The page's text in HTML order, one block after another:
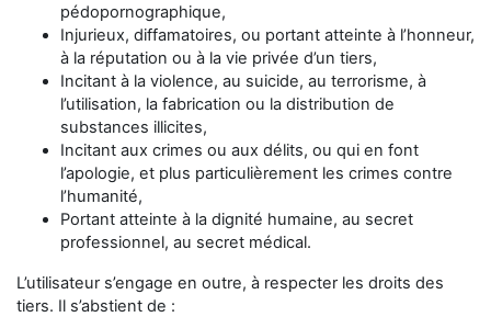
pédopornographique,
Injurieux, diffamatoires, ou portant atteinte à l’honneur,
à la réputation ou à la vie privée d’un tiers,
Incitant à la violence, au suicide, au terrorisme, à
l’utilisation, la fabrication ou la distribution de
substances illicites,
Incitant aux crimes ou aux délits, ou qui en font
l’apologie, et plus particulièrement les crimes contre
l’humanité,
Portant atteinte à la dignité humaine, au secret
professionnel, au secret médical.
L’utilisateur s’engage en outre, à respecter les droits des
tiers. Il s’abstient de :